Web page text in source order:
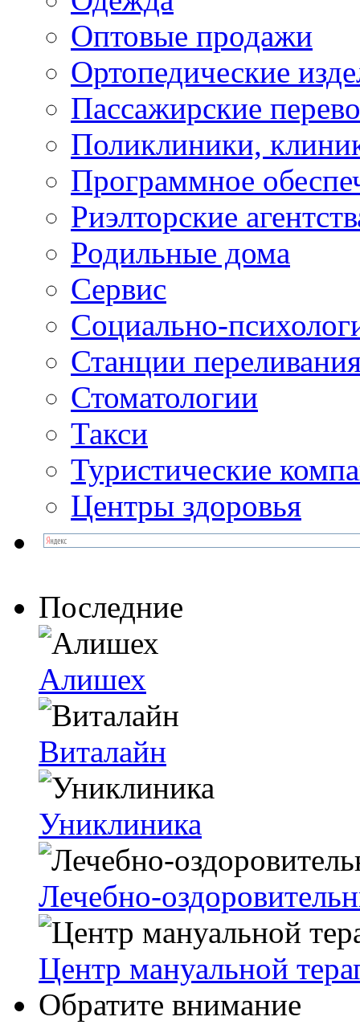
Оптовые продажи
Ортопедические
Пассажирские
Поликлиники,
Программное
Риэлторские
Родильные дома
Сервис
Социально-
Станции
Стоматологии
Такси
Туристические
Центры здоровья
Последние
Алишех
Виталайн
Униклиника
Лечебно-
Центр мануальной
Обратите внимание